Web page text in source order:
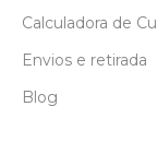
Calculadora de
Envios e retirada
Blog